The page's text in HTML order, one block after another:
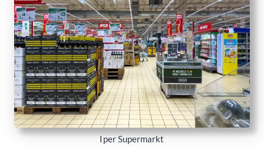
Iper Supermarkt